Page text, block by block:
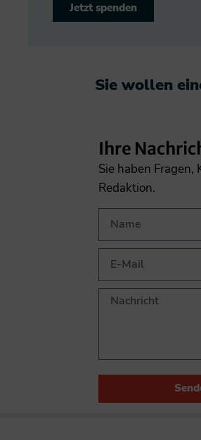
Jetzt spenden
Sie wollen
Ihre
Sie haben
Redaktion.